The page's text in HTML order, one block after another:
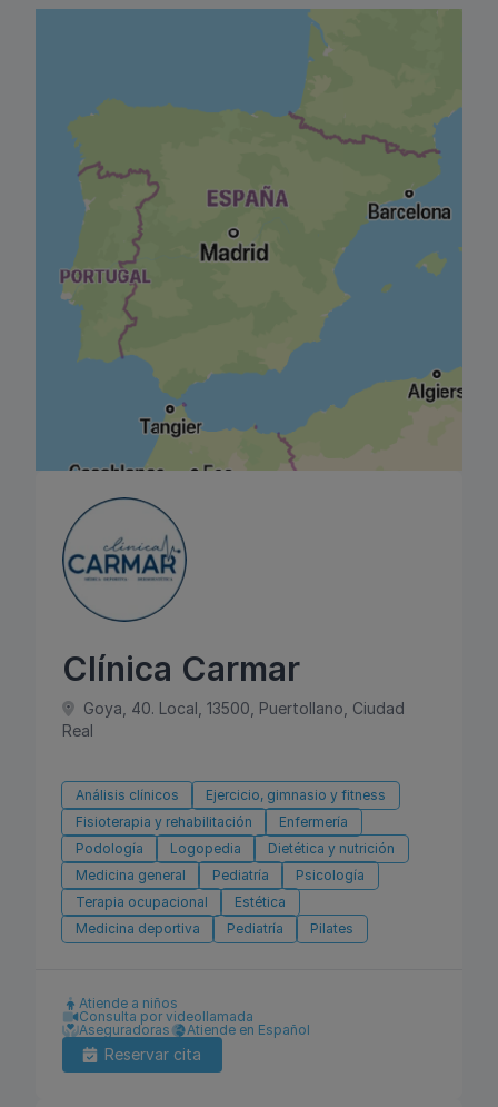
Clínica Carmar
Goya, 40. Local, 13500, Puertollano, Ciudad
Real
Análisis clínicos
Ejercicio, gimnasio y fitness
Fisioterapia y rehabilitación
Enfermería
Podología
Logopedia
Dietética y nutrición
Medicina general
Pediatría
Psicología
Terapia ocupacional
Estética
Medicina deportiva
Pediatría Pilates
Atiende a niños
Consulta por videollamada
Aseguradoras
Atiende en Español
Reservar cita